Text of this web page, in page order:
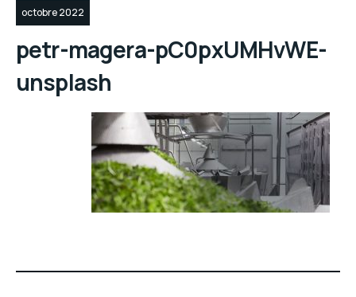
octobre 2022
petr-magera-pC0pxUMHvWE-
unsplash